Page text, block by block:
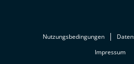
Nutzungsbedingungen
Impressum